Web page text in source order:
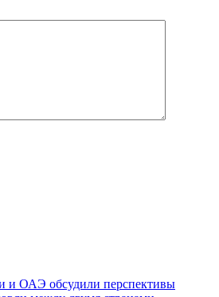
и ОАЭ обсудили перспективы